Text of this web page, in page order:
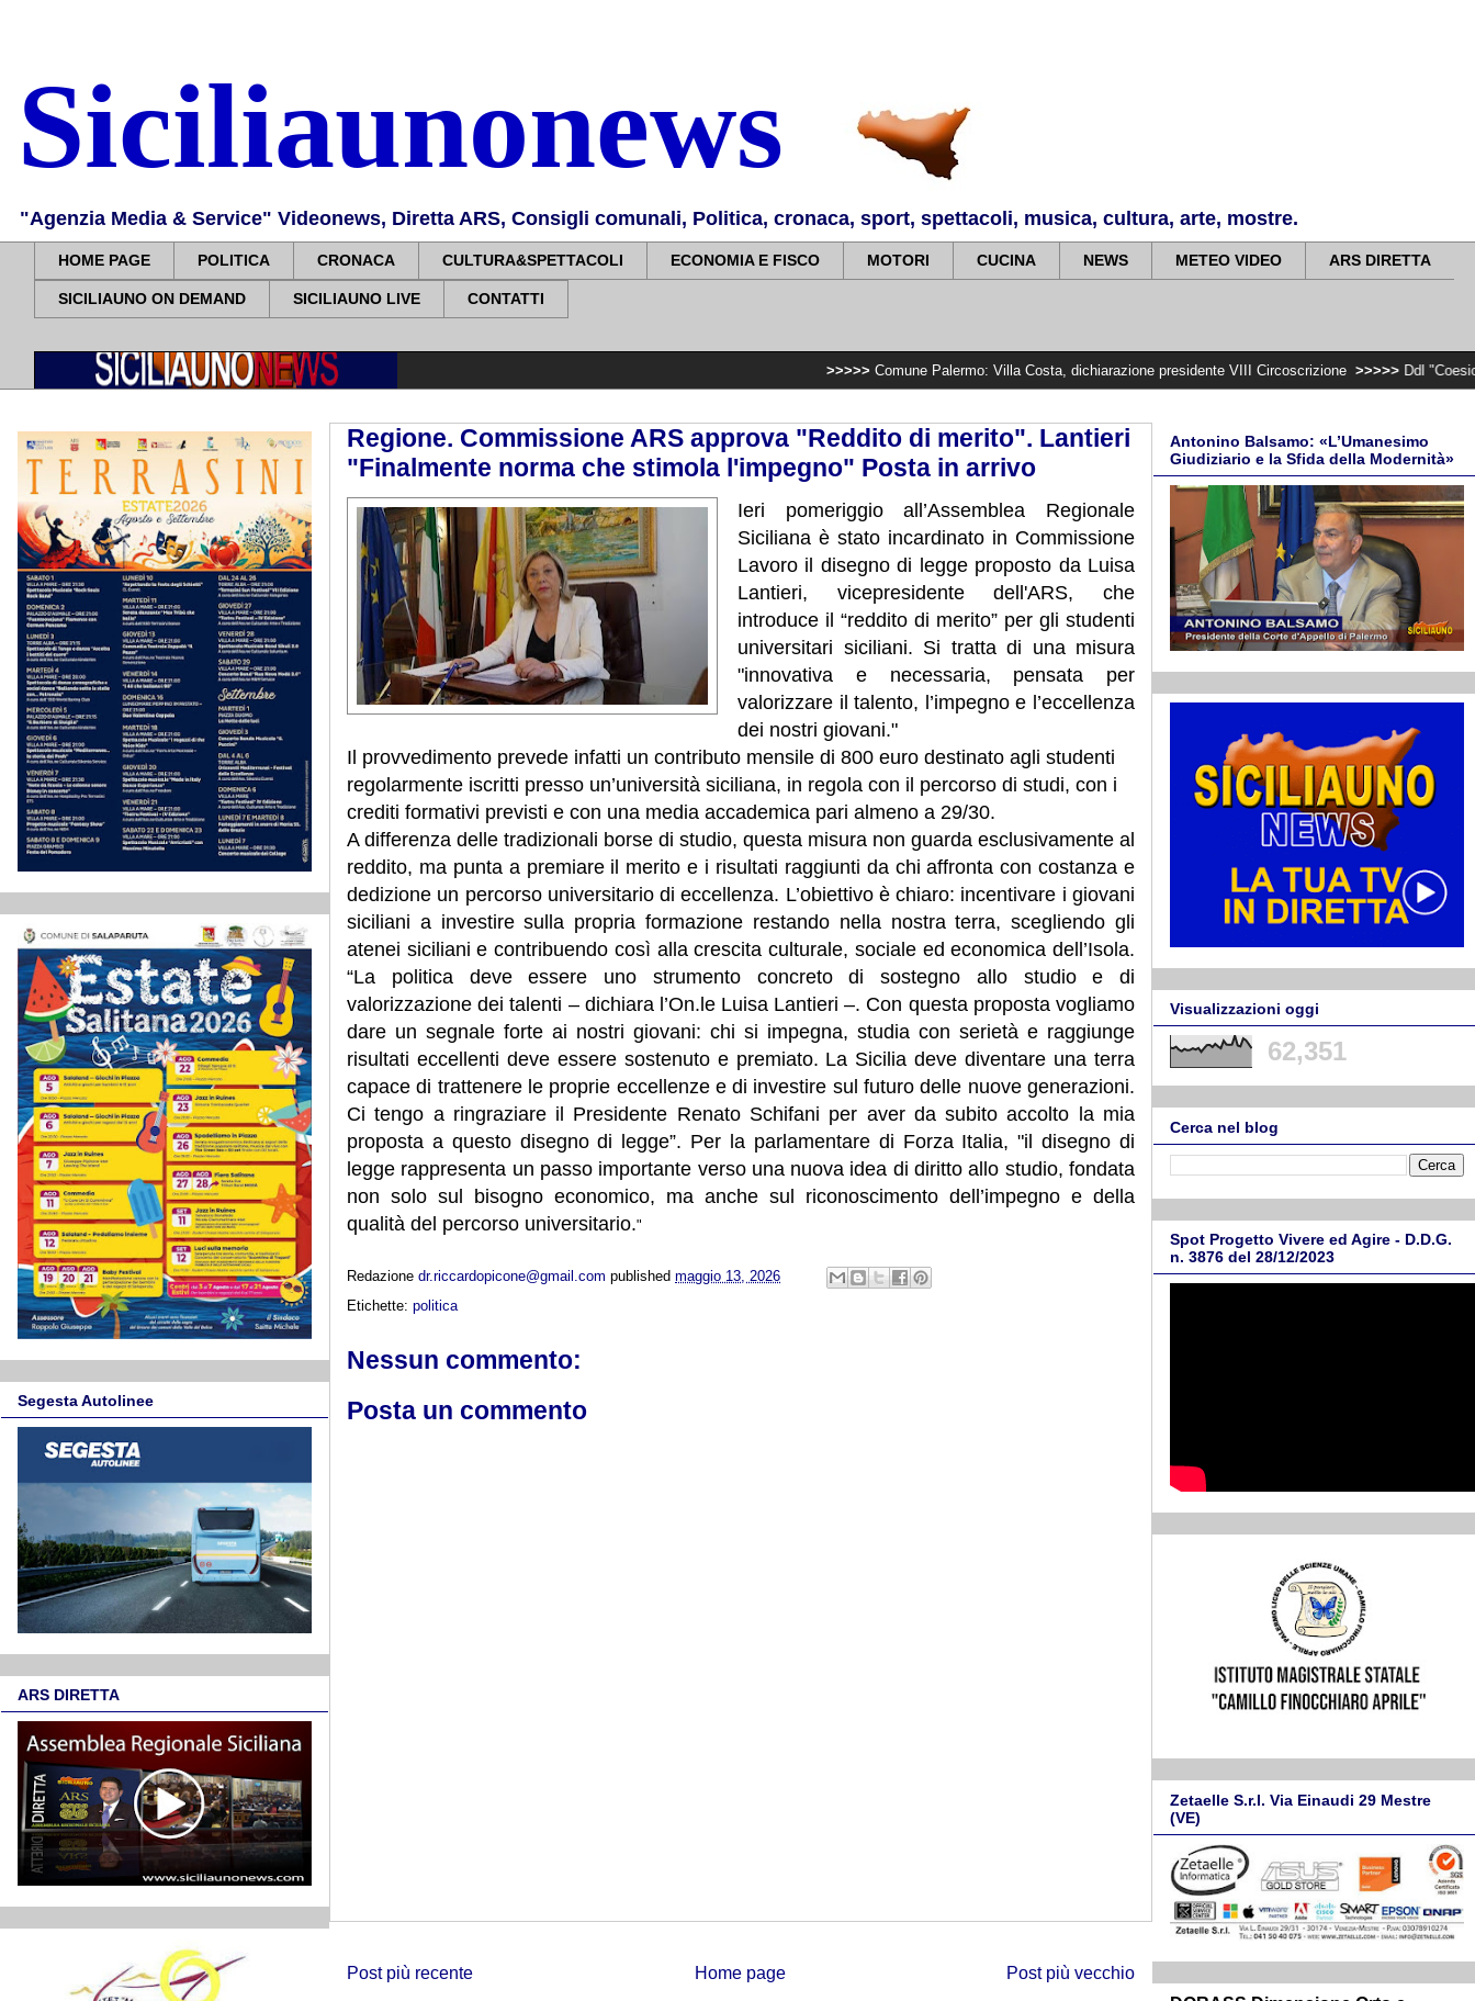
Siciliaunonews
"Agenzia Media & Service" Videonews, Diretta ARS, Consigli comunali, Politica, cronaca, sport, spettacoli, musica, cultura, arte, mostre.
HOME PAGE POLITICA CRONACA CULTURA&SPETTACOLI ECONOMIA E FISCO MOTORI CUCINA NEWS METEO VIDEO ARS DIRETTA
SICILIAUNO ON DEMAND SICILIAUNO LIVE CONTATTI
Comune Palermo: Villa Costa, dichiarazione presidente VIII Circoscrizione >>>>> Ddl "Coesione e
Regione. Commissione ARS approva "Reddito di merito". Lantieri
"Finalmente norma che stimola l'impegno" Posta in arrivo
Ieri pomeriggio all’Assemblea Regionale
Siciliana è stato incardinato in Commissione
Lavoro il disegno di legge proposto da Luisa
Lantieri, vicepresidente dell'ARS, che
introduce il “reddito di merito” per gli studenti
universitari siciliani. Si tratta di una misura
"innovativa e necessaria, pensata per
valorizzare il talento, l’impegno e l’eccellenza
dei nostri giovani."
Il provvedimento prevede infatti un contributo mensile di 800 euro destinato agli studenti
regolarmente iscritti presso un’università siciliana, in regola con il percorso di studi, con i
crediti formativi previsti e con una media accademica pari almeno a 29/30.
A differenza delle tradizionali borse di studio, questa misura non guarda esclusivamente al
reddito, ma punta a premiare il merito e i risultati raggiunti da chi affronta con costanza e
dedizione un percorso universitario di eccellenza. L’obiettivo è chiaro: incentivare i giovani
siciliani a investire sulla propria formazione restando nella nostra terra, scegliendo gli
atenei siciliani e contribuendo così alla crescita culturale, sociale ed economica dell’Isola.
“La politica deve essere uno strumento concreto di sostegno allo studio e di
valorizzazione dei talenti – dichiara l’On.le Luisa Lantieri –. Con questa proposta vogliamo
dare un segnale forte ai nostri giovani: chi si impegna, studia con serietà e raggiunge
risultati eccellenti deve essere sostenuto e premiato. La Sicilia deve diventare una terra
capace di trattenere le proprie eccellenze e di investire sul futuro delle nuove generazioni.
Ci tengo a ringraziare il Presidente Renato Schifani per aver da subito accolto la mia
proposta a questo disegno di legge”. Per la parlamentare di Forza Italia, "il disegno di
legge rappresenta un passo importante verso una nuova idea di diritto allo studio, fondata
non solo sul bisogno economico, ma anche sul riconoscimento dell’impegno e della
qualità del percorso universitario."
Redazione dr.riccardopicone@gmail.com published maggio 13, 2026
Etichette: politica
Nessun commento:
Posta un commento
Post più recente Post più vecchio
Home page
Segesta Autolinee
ARS DIRETTA
Antonino Balsamo: «L’Umanesimo
Giudiziario e la Sfida della Modernità»
Visualizzazioni oggi
62,351
Cerca nel blog
Spot Progetto Vivere ed Agire - D.D.G.
n. 3876 del 28/12/2023
Zetaelle S.r.l. Via Einaudi 29 Mestre
(VE)